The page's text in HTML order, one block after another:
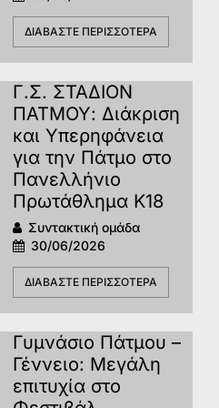
ΔΙΑΒΆΣΤΕ ΠΕΡΙΣΣΌΤΕΡΑ
Γ.Σ. ΣΤΑΔΙΟΝ
ΠΑΤΜΟΥ: Διάκριση
και Υπερηφάνεια
για την Πάτμο στο
Πανελλήνιο
Πρωτάθλημα Κ18
Συντακτική ομάδα
30/06/2026
ΔΙΑΒΆΣΤΕ ΠΕΡΙΣΣΌΤΕΡΑ
Γυμνάσιο Πάτμου –
Γέννειο: Μεγάλη
επιτυχία στο